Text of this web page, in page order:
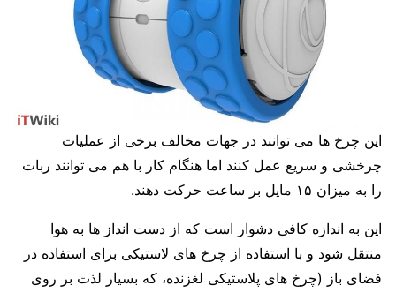
این چرخ ها می توانند در جهات مخالف برخی از عملیات
چرخشی و سریع عمل کنند اما هنگام کار با هم می توانند ربات
را به میزان ۱۵ مایل بر ساعت حرکت دهند.
این به اندازه کافی دشوار است که از دست انداز ها به هوا
منتقل شود و با استفاده از چرخ های لاستیکی برای استفاده در
فضای باز (چرخ های پلاستیکی لغزنده، که بسیار لذت بر روی